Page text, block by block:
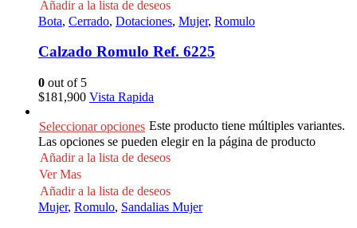
Añadir a la lista de deseos
Bota, Cerrado, Dotaciones, Mujer, Romulo
Calzado Romulo Ref. 6225
0 out of 5
$181,900 Vista Rapida
Seleccionar opciones Este producto tiene múltiples variantes.
Las opciones se pueden elegir en la página de producto
Añadir a la lista de deseos
Ver Mas
Añadir a la lista de deseos
Mujer, Romulo, Sandalias Mujer